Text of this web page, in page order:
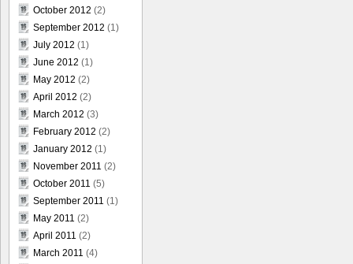
October 2012 (2)
September 2012 (1)
July 2012 (1)
June 2012 (1)
May 2012 (2)
April 2012 (2)
March 2012 (3)
February 2012 (2)
January 2012 (1)
November 2011 (2)
October 2011 (5)
September 2011 (1)
May 2011 (2)
April 2011 (2)
March 2011 (4)